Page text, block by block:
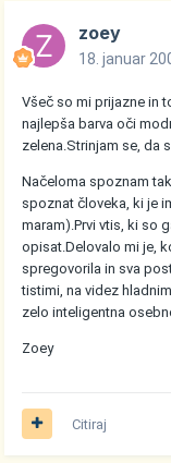
zoey
18. januar
Všeč so mi prijazne in
najlepša barva oči
zelena.Strinjam se, da
Načeloma spoznam
spoznat človeka, ki je
maram).Prvi vtis, ki so
opisat.Delovalo mi je,
spregovorila in sva
tistimi, na videz
zelo inteligentna
Zoey
Citiraj